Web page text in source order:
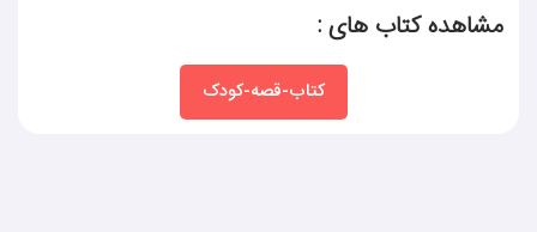
مشاهده کتاب های :
کتاب-قصه-کودک